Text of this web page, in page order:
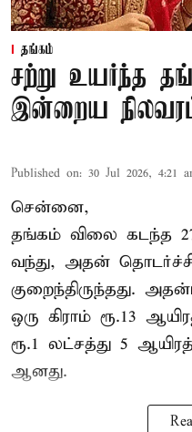
தங்கம்
சற்று உயர்ந்த
இன்றைய
Published on: 30 Jul 2026, 4:21
சென்னை,
தங்கம் விலை கடந்த
வந்து, அதன்
குறைந்திருந்தது.
ஒரு கிராம் ரூ.13
ரூ.1 லட்சத்து 5
ஆனது.